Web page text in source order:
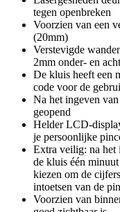
tegen openbreken
Voorzien van een
(20mm)
Verstevigde
2mm onder- en
De kluis heeft een
code voor de
Na het ingeven
geopend
Helder LCD-
je persoonlijke
Extra veilig: na het
de kluis één
kiezen om de
intoetsen van de
Voorzien van